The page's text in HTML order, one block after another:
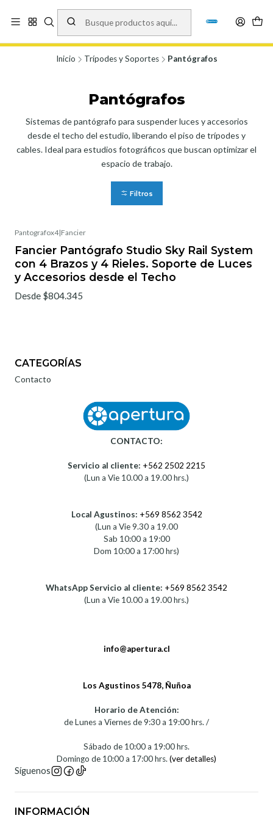
Vísita nuestro local en Los Agustinos 5478, Ñuñoa. Lunes a Viernes 9.30 a
19.00, Sábados 10:00 a 19:00 y Domingos de 10:00 a 17:00
Inicio Trípodes y Soportes Pantógrafos
Pantógrafos
Sistemas de pantógrafo para suspender luces y accesorios
desde el techo del estudio, liberando el piso de trípodes y
cables. Ideal para estudios fotográficos que buscan optimizar el
espacio de trabajo.
Filtros
Pantografox4|Fancier
Fancier Pantógrafo Studio Sky Rail System
con 4 Brazos y 4 Rieles. Soporte de Luces
y Accesorios desde el Techo
Desde $804.345
CATEGORÍAS
Contacto
CONTACTO:
Servicio al cliente: +562 2502 2215
(Lun a Vie 10.00 a 19.00 hrs.)
Local Agustinos: +569 8562 3542
(Lun a Vie 9.30 a 19.00
Sab 10:00 a 19:00
Dom 10:00 a 17:00 hrs)
WhatsApp Servicio al cliente: +569 8562 3542
(Lun a Vie 10.00 a 19.00 hrs.)
info@apertura.cl
Los Agustinos 5478, Ñuñoa
Horario de Atención:
de Lunes a Viernes de 9:30 a 19:00 hrs. /
Sábado de 10:00 a 19:00 hrs.
Domingo de 10:00 a 17:00 hrs.(ver detalles)
Síguenos
INFORMACIÓN